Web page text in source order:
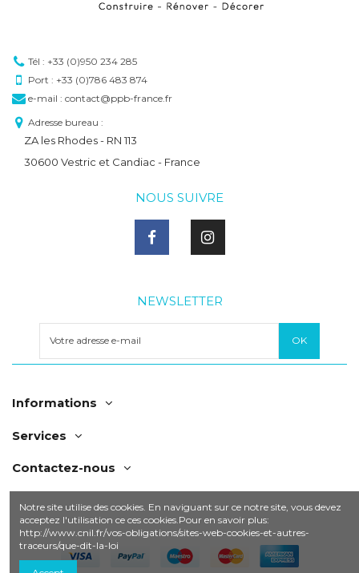
Tél : +33 (0)950 234 285
Port : +33 (0)786 483 874
e-mail : contact@ppb-france.fr
Adresse bureau :
ZA les Rhodes - RN 113
30600 Vestric et Candiac - France
NOUS SUIVRE
NEWSLETTER
Informations
Services
Contactez-nous
Notre site utilise des cookies. En naviguant sur ce notre site, vous devez
acceptez l'utilisation ce ces cookies.Pour en savoir plus:
http://www.cnil.fr/vos-obligations/sites-web-cookies-et-autres-
traceurs/que-dit-la-loi